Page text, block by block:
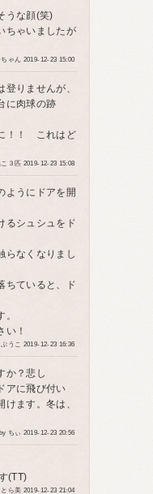
うな顔(笑)
ちゃいましたが
ゃん 2019-12-23 15:00
りませんが、
に肉球の跡
！！ これはど
３匹 2019-12-23 15:08
ようにドアを開
るシュシュをド
らなくなりまし
ちていると、ド
い！
うこ 2019-12-23 16:36
か？悲し
アに飛び付い
ます。冬は、
by ちぃ 2019-12-23 20:56
(TT)
ら美 2019-12-23 21:04